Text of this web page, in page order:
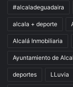
#alcaladeguadaira
alcala + deporte
Alcalá Inmobiliaria
Ayuntamiento de
deportes LLuvia